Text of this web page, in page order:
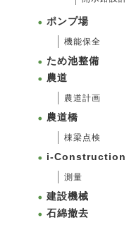
ポンプ場
機能保全
ため池整備
農道
農道計画
農道橋
棟梁点検
i-Construction
測量
建設機械
石綿撤去